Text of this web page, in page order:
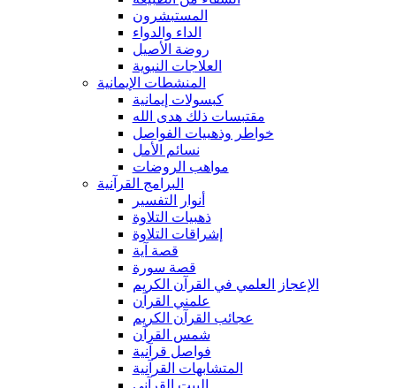
المستبشرون
الداء والدواء
روضة الأصيل
العلاجات النبوية
المنشطات الإيمانية
كبسولات إيمانية
مقتبسات ذلك هدى الله
خواطر وذهبيات الفواصل
نسائم الأمل
مواهب الروضات
البرامج القرآنية
أنوار التفسير
ذهبيات التلاوة
إشراقات التلاوة
قصة آية
قصة سورة
الإعجاز العلمي في القرآن الكريم
علمني القرآن
عجائب القرآن الكريم
شمس القرآن
فواصل قرآنية
المتشابهات القرآنية
البيت القرآنى